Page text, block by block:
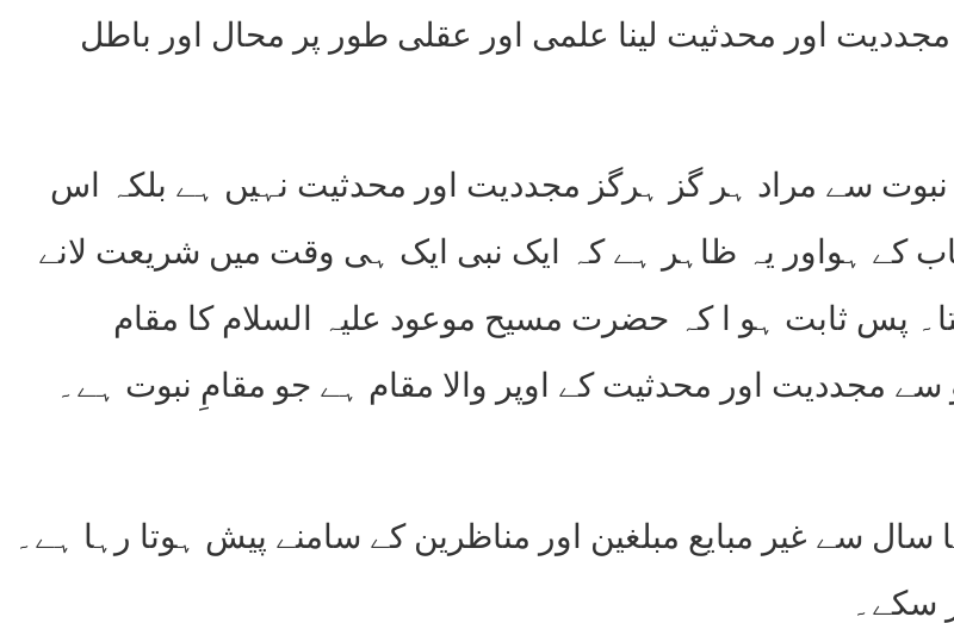
اور محدثیت لینا علمی اور عقلی طور پر محال اور باطل
نبوت سے مراد ہر گز ہرگز مجددیت اور محدثیت نہیں ہے بلکہ اس
کے ہواور یہ ظاہر ہے کہ ایک نبی ایک ہی وقت میں شریعت لانے
پس ثابت ہو ا کہ حضرت مسیح موعود علیہ السلام کا مقام
مجددیت اور محدثیت کے اوپر والا مقام ہے جو مقامِ نبوت ہے۔
سے غیر مبایع مبلغین اور مناظرین کے سامنے پیش ہوتا رہا ہے۔
سکے۔